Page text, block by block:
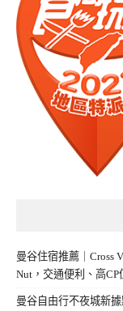
曼谷住宿推薦｜Cross
Nut，交通便利、高CP
曼谷自由行不夜城新